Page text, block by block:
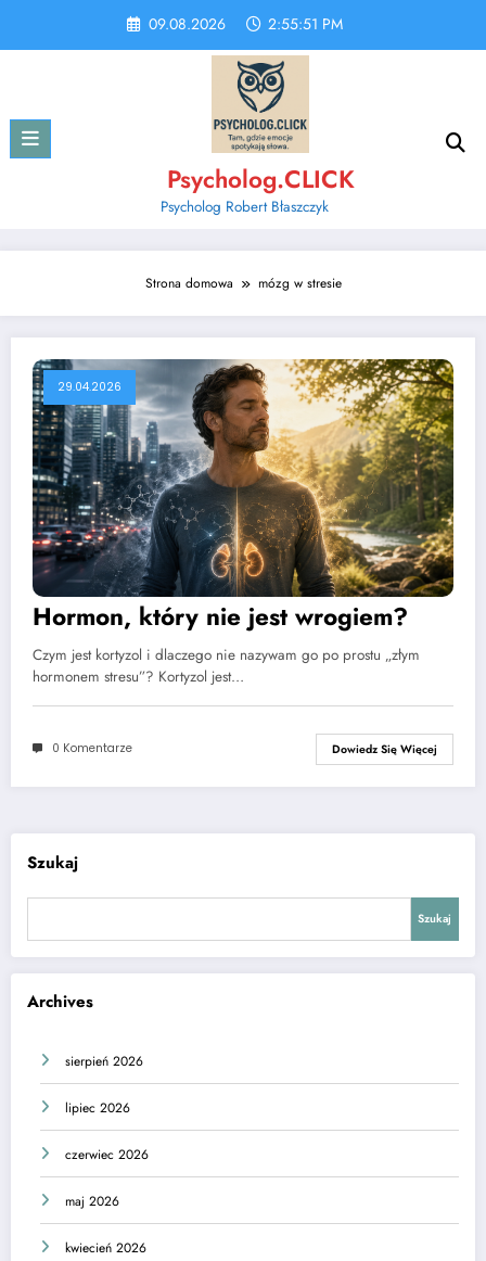
content
09.08.2026 2:55:51 PM
Psycholog.CLICK
Psycholog Robert Błaszczyk
Strona domowa mózg w stresie
29.04.2026
Hormon, który nie jest wrogiem?
Czym jest kortyzol i dlaczego nie nazywam go po prostu „złym
hormonem stresu”? Kortyzol jest…
0 Komentarze Dowiedz Się Więcej
Szukaj
Szukaj
Archives
sierpień 2026
lipiec 2026
czerwiec 2026
maj 2026
kwiecień 2026